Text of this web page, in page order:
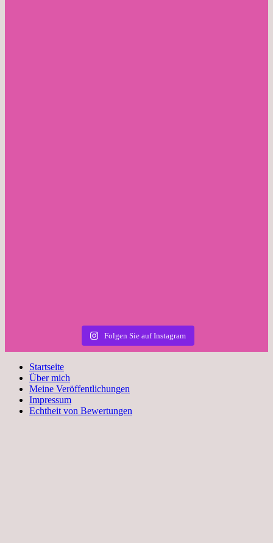
Folgen Sie auf Instagram
Startseite
Über mich
Meine Veröffentlichungen
Impressum
Echtheit von Bewertungen